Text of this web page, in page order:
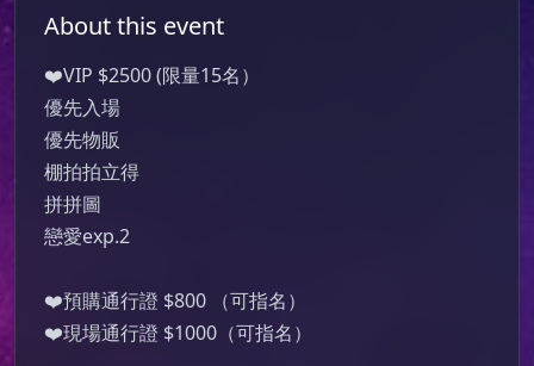
About this event
❤️VIP $2500 (限量15名）
優先入場
優先物販
棚拍拍立得
拼拼圖
戀愛exp.2
❤️預購通行證 $800 （可指名）
❤️現場通行證 $1000（可指名）